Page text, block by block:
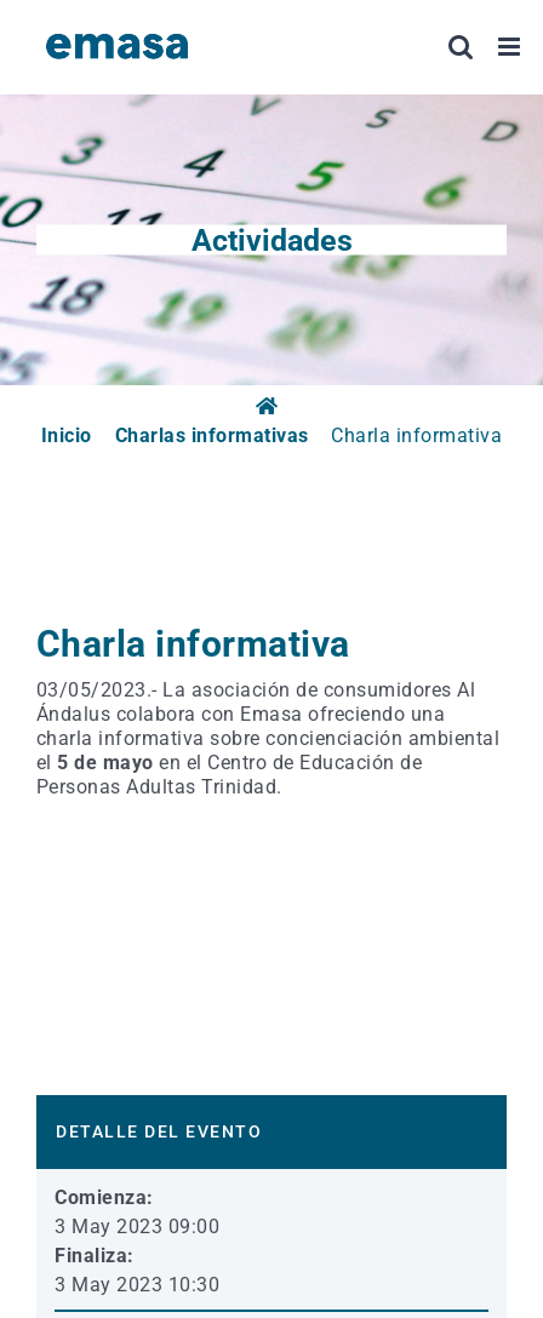
Actividades
Inicio Charlas informativas Charla informativa
Charla informativa
03/05/2023.- La asociación de consumidores Al
Ándalus colabora con Emasa ofreciendo una
charla informativa sobre concienciación ambiental
el 5 de mayoen el Centro de Educación de
Personas Adultas Trinidad.
DETALLE DEL EVENTO
Comienza:
3 May 2023 09:00
Finaliza:
3 May 2023 10:30